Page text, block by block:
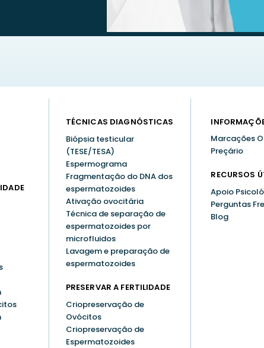
TÉCNICAS DIAGNÓSTICAS
Biópsia testicular
(TESE/TESA)
Espermograma
Fragmentação do DNA dos
espermatozoides
Ativação ovocitária
Técnica de separação de
espermatozoides por
microfluidos
Lavagem e preparação de
espermatozoides
PRESERVAR A FERTILIDADE
Criopreservação de
Ovócitos
Criopreservação de
Espermatozoides
Marcações
Preçário
RECURSOS
Apoio
Perguntas
Blog